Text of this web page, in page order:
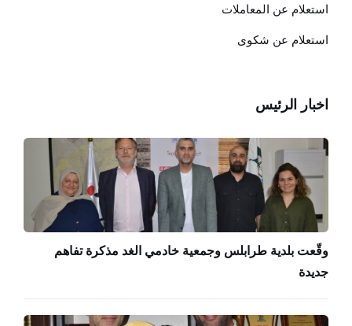
استعلام عن المعاملات
استعلام عن شكوى
اخبار الرئيس
وقّعت بلدية طرابلس وجمعية خادمي الغد مذكرة تفاهم
جديدة